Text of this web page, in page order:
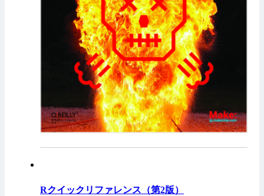
Rクイックリファレンス（第2版）